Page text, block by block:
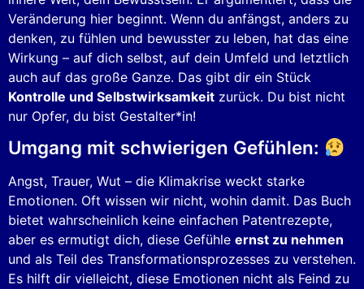
Veränderung hier beginnt. Wenn du anfängst, anders zu
denken, zu fühlen und bewusster zu leben, hat das eine
Wirkung – auf dich selbst, auf dein Umfeld und letztlich
auch auf das große Ganze. Das gibt dir ein Stück
Kontrolle und Selbstwirksamkeit zurück. Du bist nicht
nur Opfer, du bist Gestalter*in!
Umgang mit schwierigen Gefühlen:
Angst, Trauer, Wut – die Klimakrise weckt starke
Emotionen. Oft wissen wir nicht, wohin damit. Das Buch
bietet wahrscheinlich keine einfachen Patentrezepte,
aber es ermutigt dich, diese Gefühle ernst zu nehmen
und als Teil des Transformationsprozesses zu verstehen.
Es hilft dir vielleicht, diese Emotionen nicht als Feind zu